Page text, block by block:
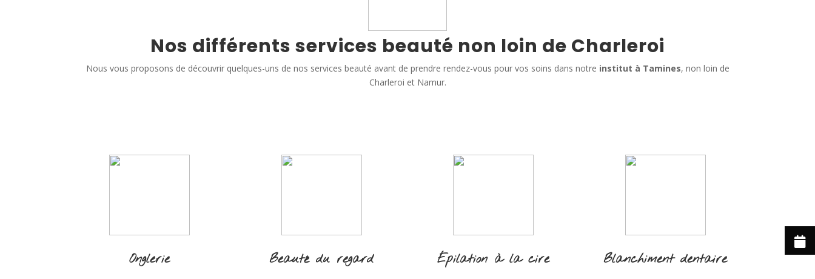
Nos différents services beauté non loin de Charleroi
Nous vous proposons de découvrir quelques-uns de nos services beauté avant de prendre rendez-vous pour vos soins dans notre institut à Tamines, non loin de
Charleroi et Namur.
Onglerie Beauté du regard Épilation à la cire Blanchiment dentaire